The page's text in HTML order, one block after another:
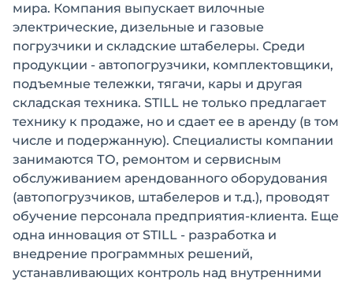
мира. Компания выпускает вилочные
электрические, дизельные и газовые
погрузчики и складские штабелеры. Среди
продукции - автопогрузчики, комплектовщики,
подъемные тележки, тягачи, кары и другая
складская техника. STILL не только предлагает
технику к продаже, но и сдает ее в аренду (в том
числе и подержанную). Специалисты компании
занимаются ТО, ремонтом и сервисным
обслуживанием арендованного оборудования
(автопогрузчиков, штабелеров и т.д.), проводят
обучение персонала предприятия-клиента. Еще
одна инновация от STILL - разработка и
внедрение программных решений,
устанавливающих контроль над внутренними